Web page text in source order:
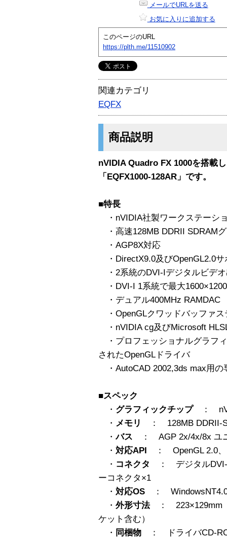
メールでURLを送る
お気に入りに追加する
このページのURL
https://plth.me/11510902
関連カテゴリ
EQFX
商品説明
nVIDIA Quadro FX 1000を搭載
「EQFX1000-128AR」です。
■特長
・nVIDIA社製ワークステーシ
・高速128MB DDRII SDRAM
・AGP8X対応
・DirectX9.0及びOpenGL2.0サ
・2系統のDVI-Iデジタルビデ
・DVI-I 1系統で最大
・デュアル400MHz RAMDAC
・OpenGLクワッドバッファ
・nVIDIA cg及びMicrosoft
・プロフェッショナルグラフ
されたOpenGLドライバ
・AutoCAD 2002,3ds max用の
■スペック
・ グラフィックチップ：
・ メモリ
： 128MB DDRII-
・バス ： AGP 2x/4x/8x ユ
・ 対応API ： OpenGL 2.0、
・ コネクタ
： デジタルDVI-
ーコネクタ×1
・ 対応OS ： WindowsNT4.0
・ 外形寸法： 223×129mm（
ケット含む）
・ 同梱物 ： ドライバCD-